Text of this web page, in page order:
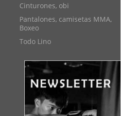
Cinturones, obi
Pantalones, camisetas MMA,
Boxeo
Todo Lino